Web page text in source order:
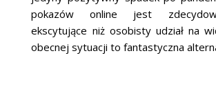
pokazów online jest
ekscytujące niż osobisty udział na
obecnej sytuacji to fantastyczna